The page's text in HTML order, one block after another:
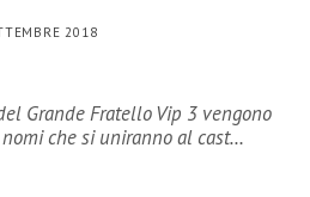
2018
Grande Fratello Vip 3 vengono
che si uniranno al cast…